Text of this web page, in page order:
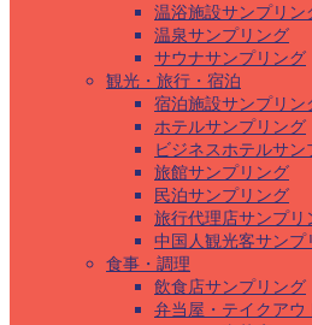
温浴施設サンプリン
温泉サンプリング
サウナサンプリング
観光・旅行・宿泊
宿泊施設サンプリン
ホテルサンプリング
ビジネスホテルサン
旅館サンプリング
民泊サンプリング
旅行代理店サンプリ
中国人観光客サンプ
食事・調理
飲食店サンプリング
弁当屋・テイクアウ